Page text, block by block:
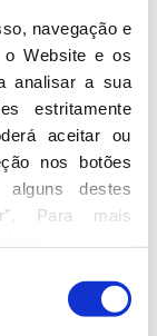
navegação e
o Website e os
analisar a sua
estritamente
aceitar ou
nos botões
destes
Para mais